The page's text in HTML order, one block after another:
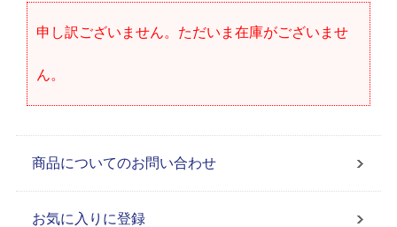
申し訳ございません。ただいま在庫がございませ
ん。
商品についてのお問い合わせ
お気に入りに登録